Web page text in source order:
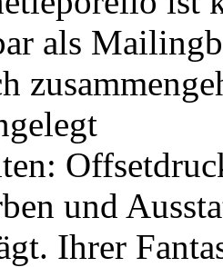
als
und
Ihrer